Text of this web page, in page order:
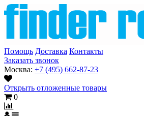
Помощь Доставка Контакты
Заказать звонок
Москва: +7 (495) 662-87-23
Открыть отложенные товары
0